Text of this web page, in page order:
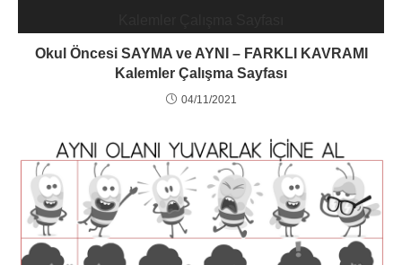
Okul Öncesi SAYMA ve AYNI – FARKLI KAVRAMI
Kalemler Çalışma Sayfası
04/11/2021